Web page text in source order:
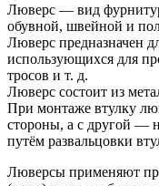
Люверс — вид
обувной, швейной и
Люверс предназначен
использующихся для
тросов и т. д.
Люверс состоит из
При монтаже втулку
стороны, а с другой —
путём развальцовки
Люверсы применяют